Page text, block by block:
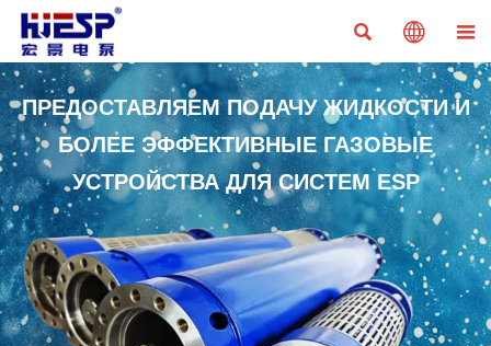
  
ПРЕДОСТАВЛЯЕМ ПОДАЧУ ЖИДКОСТИ И
БОЛЕЕ ЭФФЕКТИВНЫЕ ГАЗОВЫЕ
УСТРОЙСТВА ДЛЯ СИСТЕМ ESP